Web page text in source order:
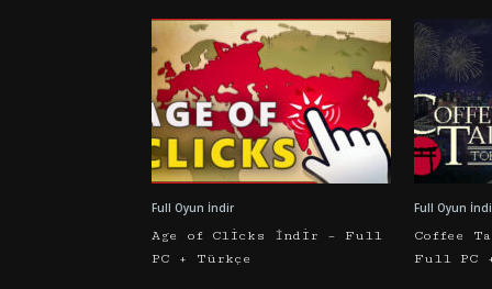
Full Oyun İndir
Age of Clicks İndir – Full
PC + Türkçe
Full Oyun
Coffee
Full PC